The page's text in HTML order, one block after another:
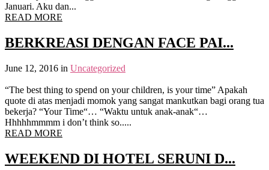
Januari. Aku dan...
READ MORE
BERKREASI DENGAN FACE PAI...
June 12, 2016 in Uncategorized
“The best thing to spend on your children, is your time” Apakah
quote di atas menjadi momok yang sangat mankutkan bagi orang tua
bekerja? “Your Time“… “Waktu untuk anak-anak“…
Hhhhhmmmm i don’t think so.....
READ MORE
WEEKEND DI HOTEL SERUNI D...